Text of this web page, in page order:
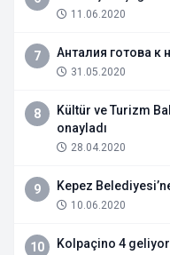
11.06.2020
7 Анталия готова к
31.05.2020
8
Kültür ve Turizm
onayladı
28.04.2020
9 Kepez
10.06.2020
10 Kolpaçino 4 geliyor